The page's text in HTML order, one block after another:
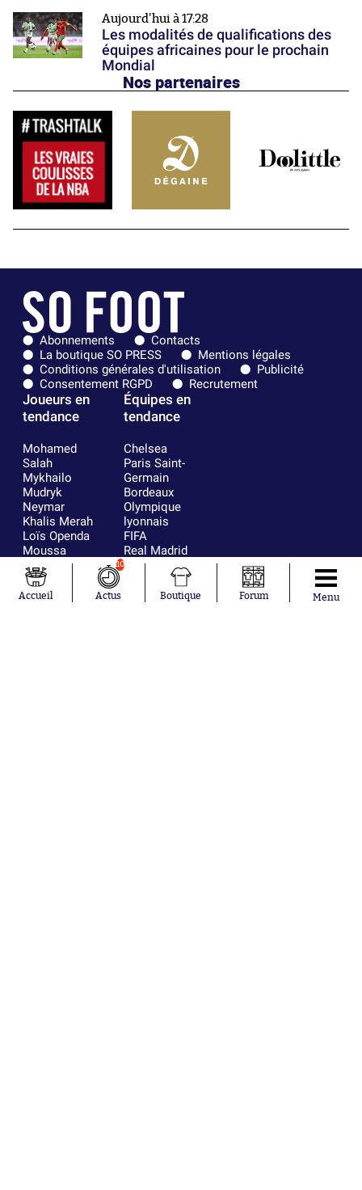
Aujourd'hui à 17:28
Les modalités de qualifications des
équipes africaines pour le prochain
Mondial
Nos partenaires
Abonnements
Contacts
La boutique SO PRESS
Mentions légales
Conditions générales d'utilisation
Publicité
Consentement RGPD
Recrutement
Joueurs en
tendance
Mohamed
Salah
Mykhailo
Mudryk
Neymar
Khalis Merah
Loïs Openda
Moussa
Niakhaté
Nicolás
Tagliafico
Équipes en
tendance
Chelsea
Paris Saint-
Germain
Bordeaux
Olympique
lyonnais
FIFA
Real Madrid
RC Strasbourg
AC Milan
Accueil
10
Actus Boutique Forum Menu